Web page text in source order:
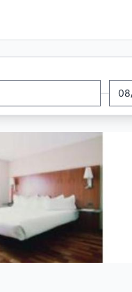
—